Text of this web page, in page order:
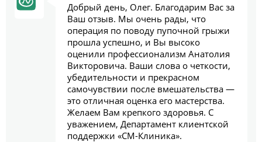
Добрый день, Олег. Благодарим Вас за
Ваш отзыв. Мы очень рады, что
операция по поводу пупочной грыжи
прошла успешно, и Вы высоко
оценили профессионализм Анатолия
Викторовича. Ваши слова о четкости,
убедительности и прекрасном
самочувствии после вмешательства —
это отличная оценка его мастерства.
Желаем Вам крепкого здоровья. С
уважением, Департамент клиентской
поддержки «СМ-Клиника».